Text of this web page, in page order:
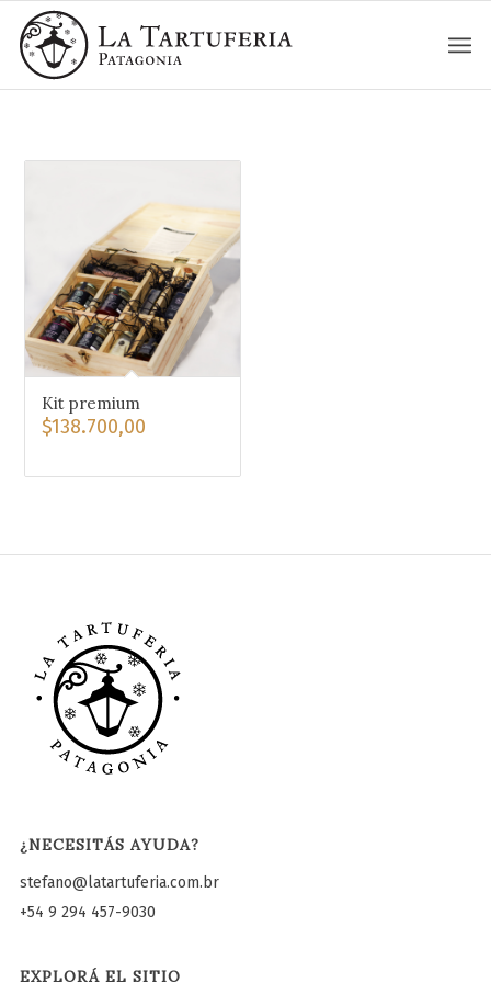
Kit premium
$138.700,00
¿NECESITÁS AYUDA?
stefano@latartuferia.com.br
+54 9 294 457-9030
EXPLORÁ EL SITIO